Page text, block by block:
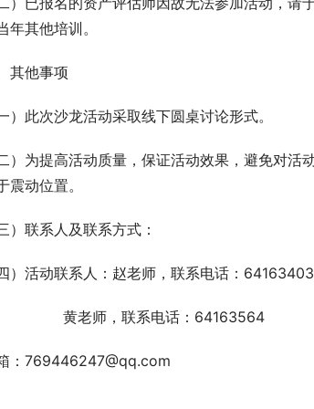
年其他培训。
其他事项
一）此次沙龙活动采取线下圆桌讨论形式。
二）为提高活动质量，保证活动效果，避免对
震动位置。
三）联系人及联系方式：
四）活动联系人：赵老师，联系电话：64163403
老师，联系电话：64163564
：769446247@qq.com